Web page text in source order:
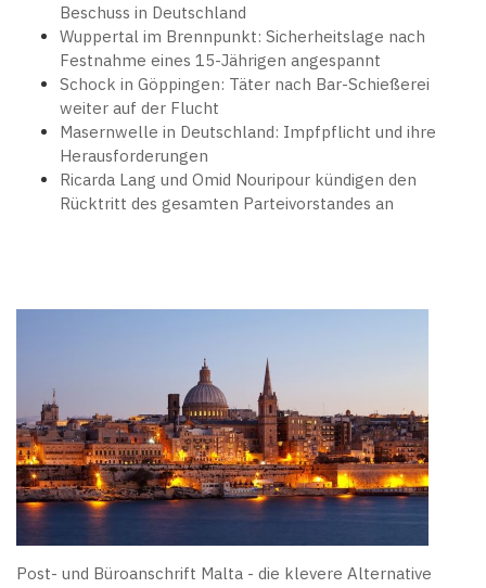
Beschuss in Deutschland
Wuppertal im Brennpunkt: Sicherheitslage nach
Festnahme eines 15-Jährigen angespannt
Schock in Göppingen: Täter nach Bar-Schießerei
weiter auf der Flucht
Masernwelle in Deutschland: Impfpflicht und ihre
Herausforderungen
Ricarda Lang und Omid Nouripour kündigen den
Rücktritt des gesamten Parteivorstandes an
Post- und Büroanschrift Malta - die klevere Alternative